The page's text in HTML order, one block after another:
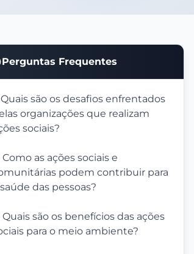
Perguntas Frequentes
Quais são os desafios enfrentados
organizações que realizam
sociais?
Como as ações sociais e
podem contribuir para
das pessoas?
Quais são os benefícios das ações
para o meio ambiente?